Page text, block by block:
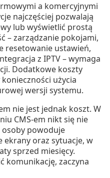
a komercyjnymi
najczęściej pozwalają
lub wyświetlić prostą
– zarządzanie pokojami,
resetowanie ustawień,
z IPTV – wymaga
Dodatkowe koszty
użycia
wersji systemu.
nie jest jednak koszt. W
CMS-em nikt się nie
powoduje
ekrany oraz sytuacje, w
sprzed miesięcy.
komunikację, zaczyna